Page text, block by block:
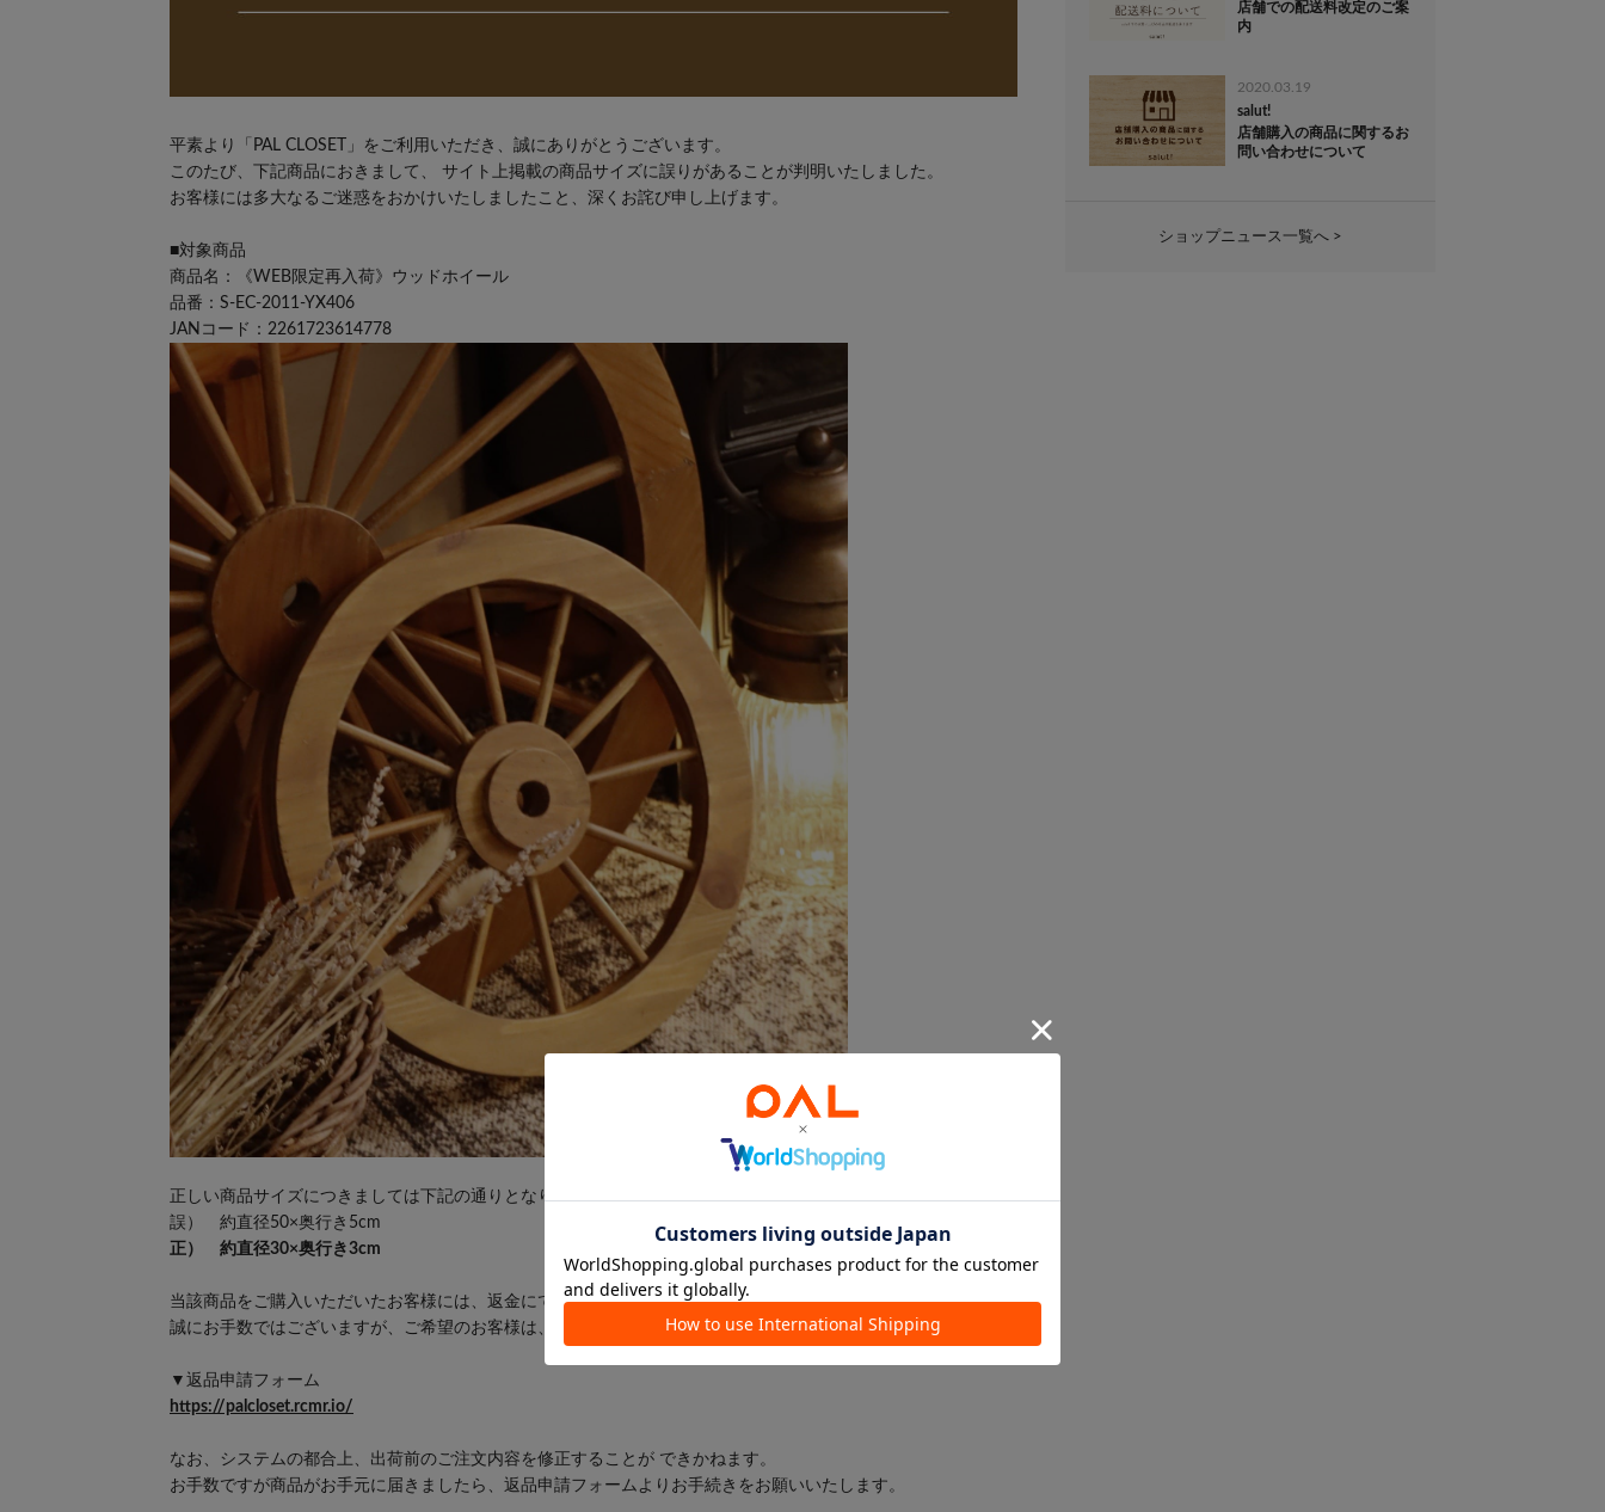
平素より「PAL CLOSET」をご利用いただき、誠にありがとうございます。
このたび、下記商品におきまして、 サイト上掲載の商品サイズに誤りがあることが判明いたしました。
お客様には多大なるご迷惑をおかけいたしましたこと、深くお詫び申し上げます。
■対象商品
商品名：《WEB限定再入荷》ウッドホイール
品番：S-EC-2011-YX406
JANコード：2261723614778
正しい商品サイズにつきましては下記の通りとなります。
誤） 約直径50×奥行き5cm
正） 約直径30×奥行き3cm
当該商品をご購入いただいたお客様には、返金にて対応させていただきます。
誠にお手数ではございますが、ご希望のお客様は、下記URLより返品申請のお手続きをお願いいたします。
▼返品申請フォーム
https://palcloset.rcmr.io/
なお、システムの都合上、出荷前のご注文内容を修正することが できかねます。
お手数ですが商品がお手元に届きましたら、返品申請フォームよりお手続きをお願いいたします。
店舗での配送料改定のご案
内
2020.03.19
salut!
店舗購入の商品に関するお
問い合わせについて
ショップニュース一覧へ >